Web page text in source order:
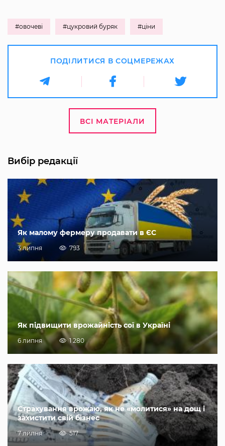
#овочеві #цукровий буряк #ціни
ПОДІЛИТИСЯ В СОЦМЕРЕЖАХ
ВСІ МАТЕРІАЛИ
Вибір редакції
Як малому фермеру продавати в ЄС
3 липня 793
Як підвищити врожайність сої в Україні
6 липня 1 280
Страхування врожаю, як не «молитися» на дощ і
захистити свій бізнес
7 липня 517